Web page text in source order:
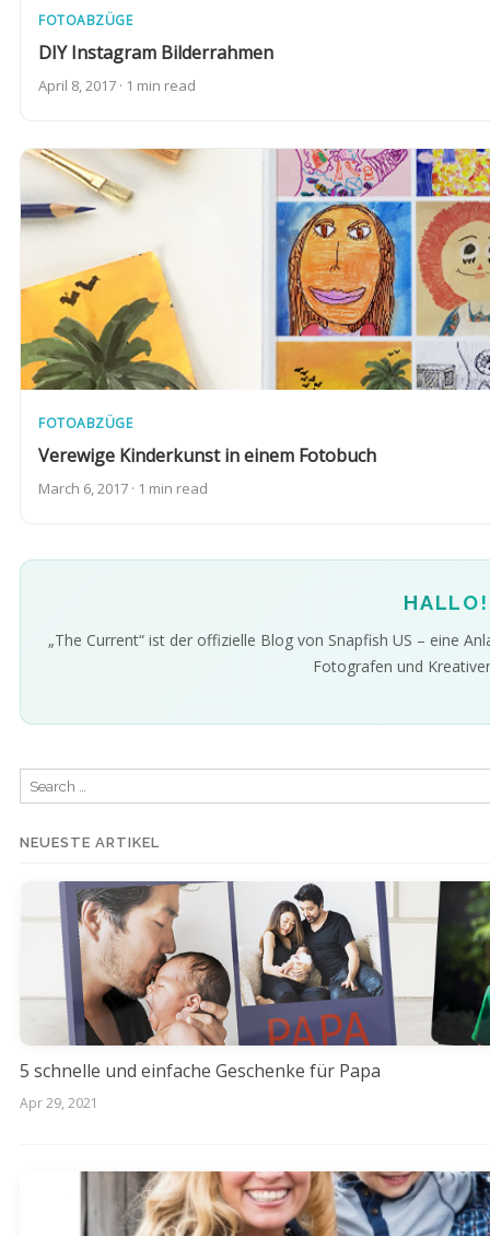
FOTOABZÜGE
DIY Instagram Bilderrahmen
April 8, 2017 · 1 min read
FOTOABZÜGE
Verewige Kinderkunst in einem Fotobuch
March 6, 2017 · 1 min read
HALLO!
„The Current“ ist der offizielle Blog von Snapfish US – eine
Fotografen und
Search
for:
NEUESTE ARTIKEL
5 schnelle und einfache Geschenke für Papa
Apr 29, 2021